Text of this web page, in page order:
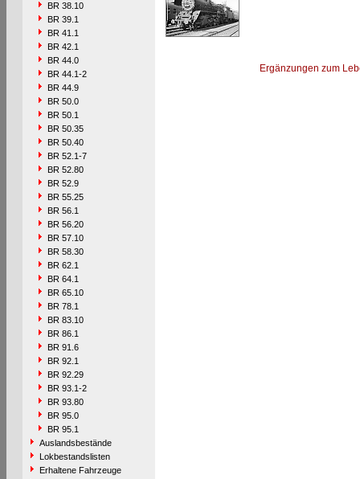
BR 38.10
BR 39.1
BR 41.1
BR 42.1
BR 44.0
BR 44.1-2
BR 44.9
BR 50.0
BR 50.1
BR 50.35
BR 50.40
BR 52.1-7
BR 52.80
BR 52.9
BR 55.25
BR 56.1
BR 56.20
BR 57.10
BR 58.30
BR 62.1
BR 64.1
BR 65.10
BR 78.1
BR 83.10
BR 86.1
BR 91.6
BR 92.1
BR 92.29
BR 93.1-2
BR 93.80
BR 95.0
BR 95.1
Auslandsbestände
Lokbestandslisten
Erhaltene Fahrzeuge
Ergänzungen zum